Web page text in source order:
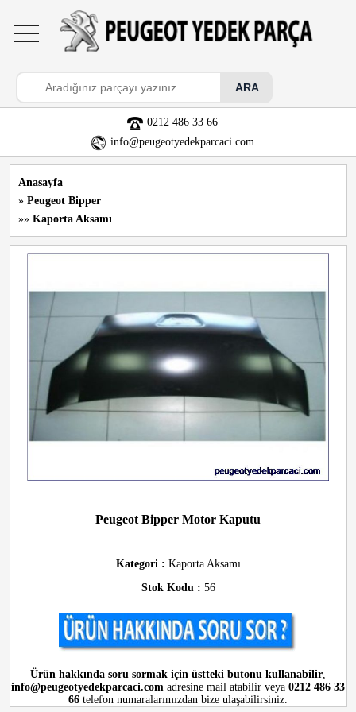
toggle
navigation
0212 486 33 66
info@peugeotyedekparcaci.com
Anasayfa
» Peugeot Bipper
»» Kaporta Aksamı
Peugeot Bipper Motor Kaputu
Kategori : Kaporta Aksamı
Stok Kodu : 56
Ürün hakkında soru sormak için üstteki butonu kullanabilir
info@peugeotyedekparcaci.com adresine mail atabilir veya 0212 486 33
66 telefon numaralarımızdan bize ulaşabilirsiniz.